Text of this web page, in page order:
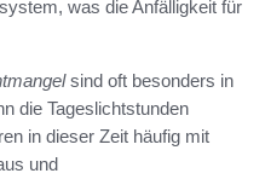
was die Anfälligkeit für
sind oft besonders in
die Tageslichtstunden
in dieser Zeit häufig mit
und